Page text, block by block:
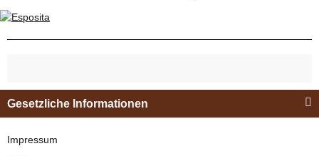
Gesetzliche Informationen
Impressum